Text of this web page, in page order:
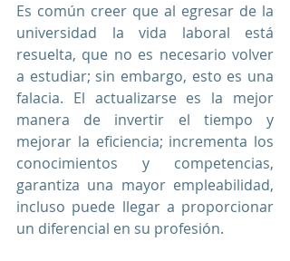
Es común creer que al egresar de la
universidad la vida laboral está
resuelta, que no es necesario volver
a estudiar; sin embargo, esto es una
falacia. El actualizarse es la mejor
manera de invertir el tiempo y
mejorar la eficiencia; incrementa los
conocimientos y competencias,
garantiza una mayor empleabilidad,
incluso puede llegar a proporcionar
un diferencial en su profesión.